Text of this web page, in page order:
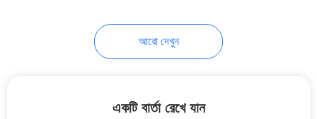
Leather.Shoes লেসার
আরো দেখুন
একটি বার্তা রেখে যান